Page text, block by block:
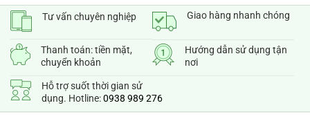
Tư vấn chuyên nghiệp Giao hàng nhanh chóng
Thanh toán: tiền mặt,
chuyển khoản
Hướng dẫn sử dụng tận
nơi
Hỗ trợ suốt thời gian sử
dụng. Hotline:0938 989 276